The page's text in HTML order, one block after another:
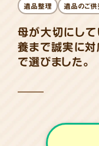
遺品整理 遺品のご供
母が大切にし
養まで誠実に
で選びました。